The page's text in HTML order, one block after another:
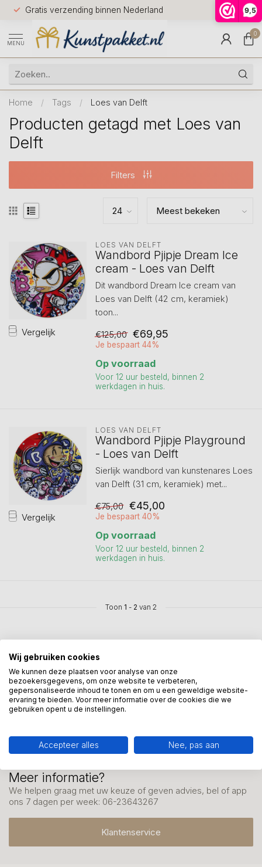
9,5
Gratis verzending binnen Nederland
Voor
huis
9.5
MENU
0
Home / Tags / Loes van Delft
Producten getagd met Loes van
Delft
Filters
Vergelijk
LOES VAN DELFT
Wandbord Pjipje Dream Ice
cream - Loes van Delft
Dit wandbord Dream Ice cream van
Loes van Delft (42 cm, keramiek)
toon...
€125,00 €69,95
Je bespaart 44%
Op voorraad
Voor 12 uur besteld, binnen 2
werkdagen in huis.
Vergelijk
LOES VAN DELFT
Wandbord Pjipje Playground
- Loes van Delft
Sierlijk wandbord van kunstenares Loes
van Delft (31 cm, keramiek) met...
€75,00 €45,00
Je bespaart 40%
Op voorraad
Voor 12 uur besteld, binnen 2
werkdagen in huis.
Toon 1 - 2 van 2
Meer informatie?
We helpen graag met uw keuze of geven advies, bel of app
ons 7 dagen per week: 06-23643267
Klantenservice
Mis onze nieuwsbrief niet
Schrijf je in en ontvang onze nieuwe aanbiedingen
Wij gebruiken cookies
We kunnen deze plaatsen voor analyse van onze
bezoekersgegevens, om onze website te verbeteren,
gepersonaliseerde inhoud te tonen en om u een geweldige website-
ervaring te bieden. Voor meer informatie over de cookies die we
gebruiken opent u de instellingen.
Accepteer alles Nee, pas aan